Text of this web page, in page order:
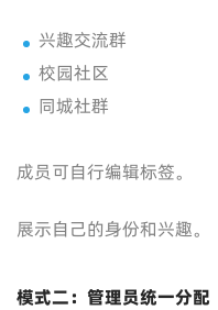
兴趣交流群
校园社区
同城社群
成员可自行编辑标签。
展示自己的身份和兴趣。
模式二：管理员统一分配